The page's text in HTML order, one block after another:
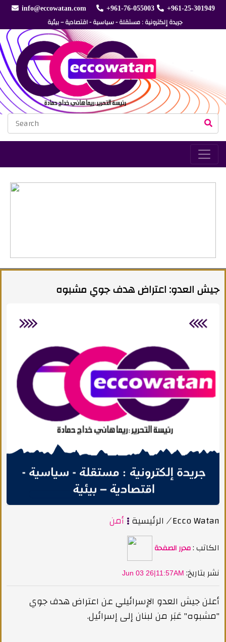
info@eccowatan.com +961-76-055003 +961-25-301949
جريدة إلكترونية : مستقلة - سياسية - اقتصادية – بيئية
جيش العدو: اعتراض هدف جوي مشبوه
الرئيسية أمن /Ecco Watan
الكاتب :محرر الصفحة
Jun 03 26|11:57AM :نشر بتاريخ
أعلن جيش العدو الإسرائيلي عن اعتراض هدف جوي
"مشبوه" عَبَر من لبنان إلى إسرائيل.